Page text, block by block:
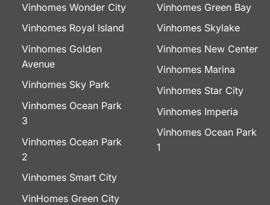
Vinhomes Wonder City
Vinhomes Royal Island
Vinhomes Golden
Avenue
Vinhomes Sky Park
Vinhomes Ocean Park
3
Vinhomes Ocean Park
2
Vinhomes Smart City
VinHomes Green City
Vinhomes Green Bay
Vinhomes Skylake
Vinhomes New Center
Vinhomes Marina
Vinhomes Star City
Vinhomes Imperia
Vinhomes Ocean Park
1